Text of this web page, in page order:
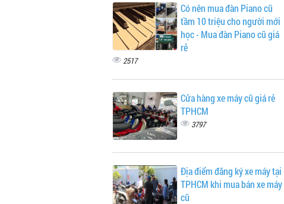
Có nên mua đàn Piano cũ
tầm 10 triệu cho người mới
học - Mua đàn Piano cũ giá
rẻ
2517
Cửa hàng xe máy cũ giá rẻ
TPHCM
3797
Địa điểm đăng ký xe máy tại
TPHCM khi mua bán xe máy
cũ